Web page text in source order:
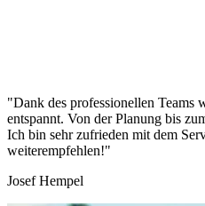
"Dank des professionellen Teams
entspannt. Von der Planung bis
Ich bin sehr zufrieden mit dem
weiterempfehlen!"
Josef Hempel